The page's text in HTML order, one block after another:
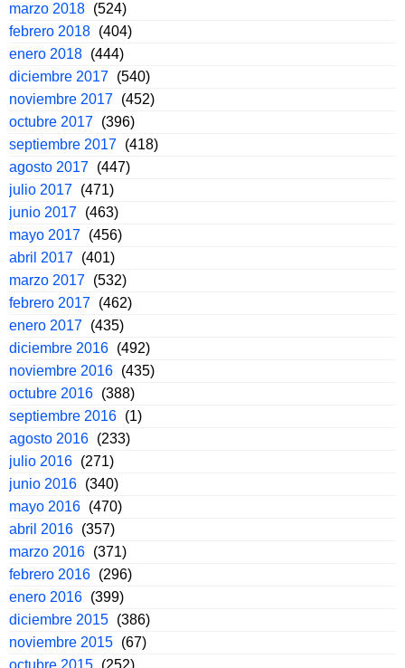
marzo 2018 (524)
febrero 2018 (404)
enero 2018 (444)
diciembre 2017 (540)
noviembre 2017 (452)
octubre 2017 (396)
septiembre 2017 (418)
agosto 2017 (447)
julio 2017 (471)
junio 2017 (463)
mayo 2017 (456)
abril 2017 (401)
marzo 2017 (532)
febrero 2017 (462)
enero 2017 (435)
diciembre 2016 (492)
noviembre 2016 (435)
octubre 2016 (388)
septiembre 2016 (1)
agosto 2016 (233)
julio 2016 (271)
junio 2016 (340)
mayo 2016 (470)
abril 2016 (357)
marzo 2016 (371)
febrero 2016 (296)
enero 2016 (399)
diciembre 2015 (386)
noviembre 2015 (67)
octubre 2015 (252)